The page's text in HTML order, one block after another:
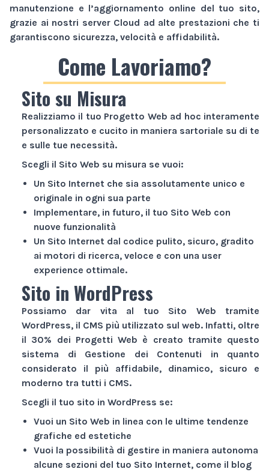
manutenzione e l’aggiornamento online del tuo sito,
grazie ai nostri server Cloud ad alte prestazioni che ti
garantiscono sicurezza, velocità e affidabilità.
Come Lavoriamo?
Sito su Misura
Realizziamo il tuo Progetto Web ad hoc interamente
personalizzato e cucito in maniera sartoriale su di te
e sulle tue necessità.
Scegli il Sito Web su misura se vuoi:
Un Sito Internet che sia assolutamente unico e
originale in ogni sua parte
Implementare, in futuro, il tuo Sito Web con
nuove funzionalità
Un Sito Internet dal codice pulito, sicuro, gradito
ai motori di ricerca, veloce e con una user
experience ottimale.
Sito in WordPress
Possiamo dar vita al tuo Sito Web tramite
WordPress, il CMS più utilizzato sul web. Infatti, oltre
il 30% dei Progetti Web è creato tramite questo
sistema di Gestione dei Contenuti in quanto
considerato il più affidabile, dinamico, sicuro e
moderno tra tutti i CMS.
Scegli il tuo sito in WordPress se:
Vuoi un Sito Web in linea con le ultime tendenze
grafiche ed estetiche
Vuoi la possibilità di gestire in maniera autonoma
alcune sezioni del tuo Sito Internet, come il blog